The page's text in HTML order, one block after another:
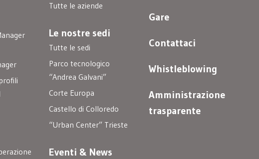
Tutte le aziende
Le nostre sedi
Tutte le sedi
Parco tecnologico
“Andrea Galvani”
Corte Europa
Castello di Colloredo
“Urban Center” Trieste
Eventi & News
Gare
Contattaci
Whistleblowing
Amministrazione
trasparente